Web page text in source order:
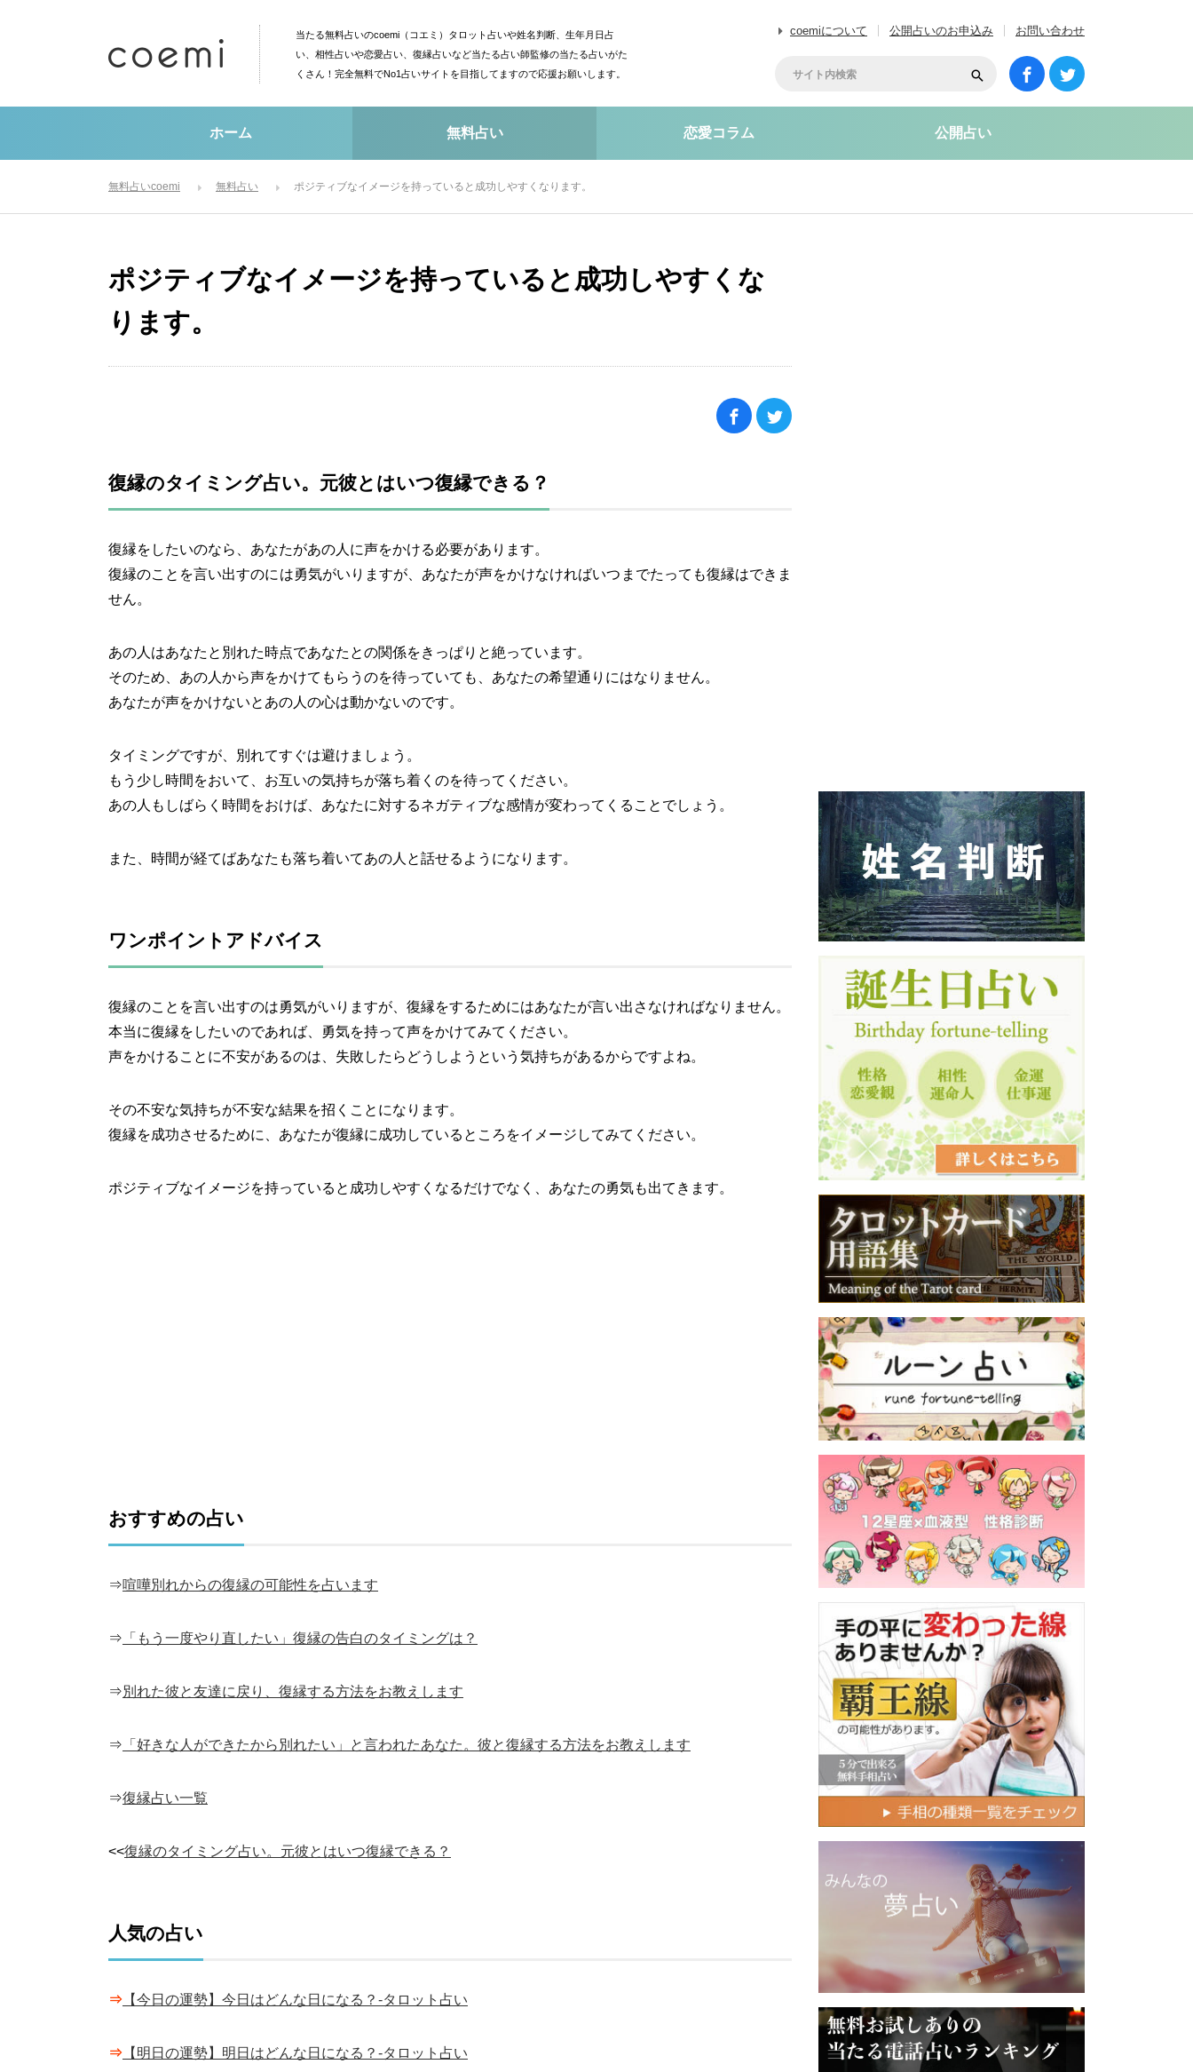
当たる無料占いのcoemi（コエミ）タロット占いや姓名判断、生年月日占
い、相性占いや恋愛占い、復縁占いなど当たる占い師監修の当たる占いがた
くさん！完全無料でNo1占いサイトを目指してますので応援お願いします。
coemiについて 公開占いのお申込み お問い合わせ
ホーム 無料占い 恋愛コラム 公開占い
無料占いcoemi 無料占い ポジティブなイメージを持っていると成功しやすくなります。
ポジティブなイメージを持っていると成功しやすくな
ります。
復縁のタイミング占い。元彼とはいつ復縁できる？
復縁をしたいのなら、あなたがあの人に声をかける必要があります。
復縁のことを言い出すのには勇気がいりますが、あなたが声をかけなければいつまでたっても復縁はできま
せん。
あの人はあなたと別れた時点であなたとの関係をきっぱりと絶っています。
そのため、あの人から声をかけてもらうのを待っていても、あなたの希望通りにはなりません。
あなたが声をかけないとあの人の心は動かないのです。
タイミングですが、別れてすぐは避けましょう。
もう少し時間をおいて、お互いの気持ちが落ち着くのを待ってください。
あの人もしばらく時間をおけば、あなたに対するネガティブな感情が変わってくることでしょう。
また、時間が経てばあなたも落ち着いてあの人と話せるようになります。
ワンポイントアドバイス
復縁のことを言い出すのは勇気がいりますが、復縁をするためにはあなたが言い出さなければなりません。
本当に復縁をしたいのであれば、勇気を持って声をかけてみてください。
声をかけることに不安があるのは、失敗したらどうしようという気持ちがあるからですよね。
その不安な気持ちが不安な結果を招くことになります。
復縁を成功させるために、あなたが復縁に成功しているところをイメージしてみてください。
ポジティブなイメージを持っていると成功しやすくなるだけでなく、あなたの勇気も出てきます。
おすすめの占い
⇒喧嘩別れからの復縁の可能性を占います
⇒ 「もう一度やり直したい」復縁の告白のタイミングは？
⇒別れた彼と友達に戻り、復縁する方法をお教えします
⇒ 「好きな人ができたから別れたい」と言われたあなた。彼と復縁する方法をお教えします
⇒復縁占い一覧
<<復縁のタイミング占い。元彼とはいつ復縁できる？
人気の占い
⇒ 【今日の運勢】今日はどんな日になる？-タロット占い
⇒ 【明日の運勢】明日はどんな日になる？-タロット占い